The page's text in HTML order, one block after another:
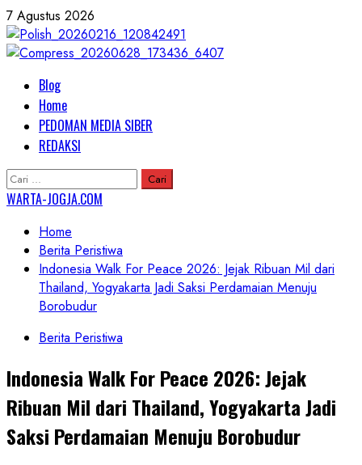
Skip
to
content
7 Agustus 2026
Primary
Menu
Blog
Home
PEDOMAN MEDIA SIBER
REDAKSI
Cari
untuk:
WARTA-JOGJA.COM
Home
Berita Peristiwa
Indonesia Walk For Peace 2026: Jejak Ribuan Mil dari
Thailand, Yogyakarta Jadi Saksi Perdamaian Menuju
Borobudur
Berita Peristiwa
Indonesia Walk For Peace 2026: Jejak
Ribuan Mil dari Thailand, Yogyakarta Jadi
Saksi Perdamaian Menuju Borobudur